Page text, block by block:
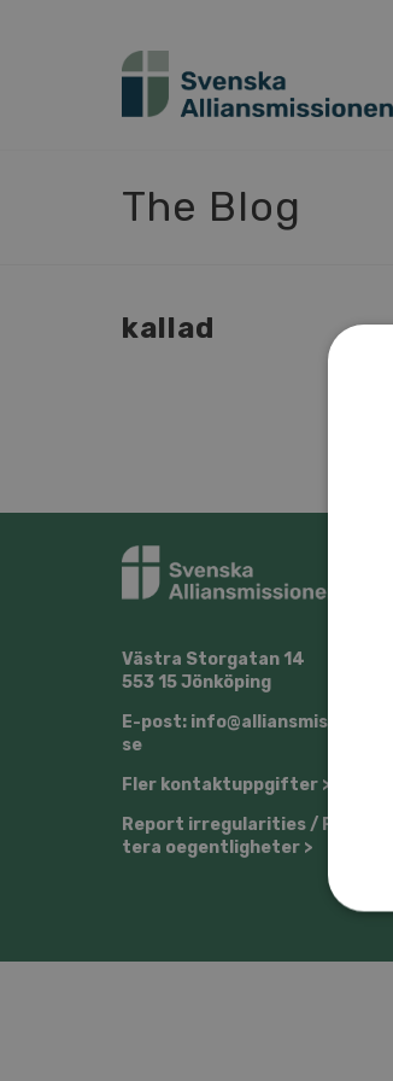
The Blog
kal­lad
Väst­ra Stor­ga­tan 14
553 15 Jön­kö­ping
E-post: info@​all​ians​miss​ione​n.​
se
Fler kon­takt­upp­gif­ter >
Re­port ir­re­gu­la­ri­ti­es / Rap­por­
te­ra oe­gent­lig­he­ter >